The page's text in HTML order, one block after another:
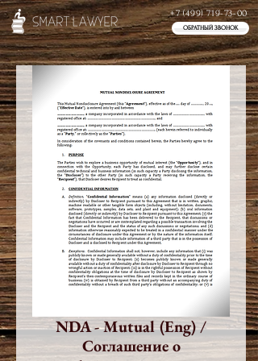
+7 (499) 719-73-00
ОБРАТНЫЙ ЗВОНОК
NDA - Mutual (Eng) /
Соглашение о